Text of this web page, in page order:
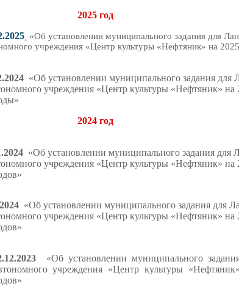
2025год
«Об установлении муниципального задания для
учреждения «Центр культуры «Нефтяник» на
.2024 «Об установлении муниципального задания для
учреждения «Центр культуры «Нефтяник» на
ы»
2024 год
.2024 «Об установлении муниципального задания для
учреждения «Центр культуры «Нефтяник» на
4 «Об установлении муниципального задания для
учреждения «Центр культуры «Нефтяник» на
«Об установлении муниципального
учреждения «Центр культуры